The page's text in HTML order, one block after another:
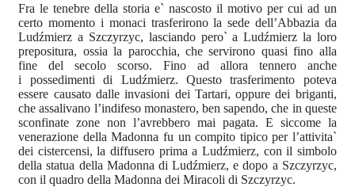
Fra le tenebre della storia e` nascosto il motivo per cui ad un
certo momento i monaci trasferirono la sede dell’Abbazia da
Ludźmierz a Szczyrzyc, lasciando pero` a Ludźmierz la loro
prepositura, ossia la parocchia, che servirono quasi fino alla
fine del secolo scorso. Fino ad allora tennero anche
i possedimenti di Ludźmierz. Questo trasferimento poteva
essere causato dalle invasioni dei Tartari, oppure dei briganti,
che assalivano l’indifeso monastero, ben sapendo, che in queste
sconfinate zone non l’avrebbero mai pagata. E siccome la
venerazione della Madonna fu un compito tipico per l’attivita`
dei cistercensi, la diffusero prima a Ludźmierz, con il simbolo
della statua della Madonna di Ludźmierz, e dopo a Szczyrzyc,
con il quadro della Madonna dei Miracoli di Szczyrzyc.